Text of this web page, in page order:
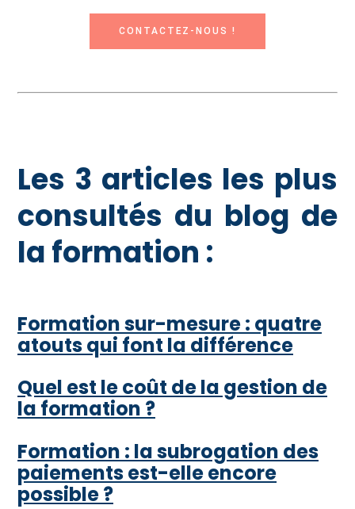
CONTACTEZ-NOUS !
Les 3 articles les plus
consultés du blog de
la formation :
Formation sur-mesure : quatre
atouts qui font la différence
Quel est le coût de la gestion de
la formation ?
Formation : la subrogation des
paiements est-elle encore
possible ?